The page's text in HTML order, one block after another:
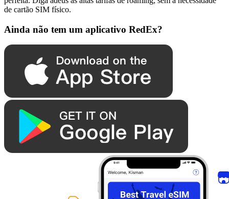
de cartão SIM físico.
Ainda não tem um aplicativo RedEx?